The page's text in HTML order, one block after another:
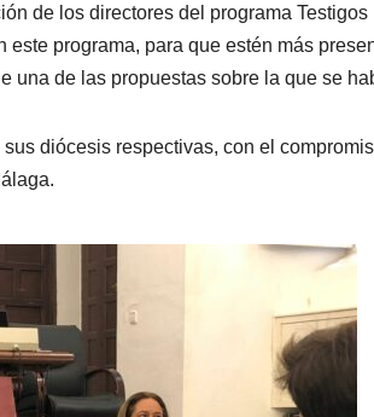
de los directores del programa
programa, para que estén más
una de las propuestas sobre la que se
diócesis respectivas, con el